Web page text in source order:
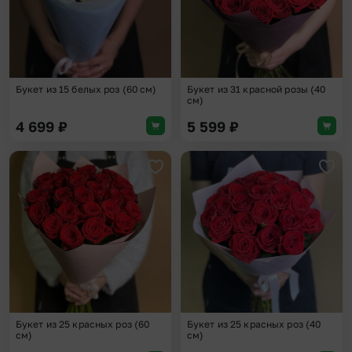
Букет из 15 белых роз (60 см)
4 699 ₽
Букет из 31 красной розы (40
см)
5 599 ₽
Добавить в избранное
Букет из 25 красных роз (60
см)
Букет из 25 красных роз (40
см)